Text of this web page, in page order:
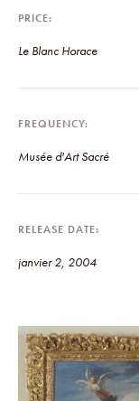
PRICE
Le Blanc Horace
FREQUENCY
Musée d'Art Sacré
RELEASE DATE
janvier 2, 2004